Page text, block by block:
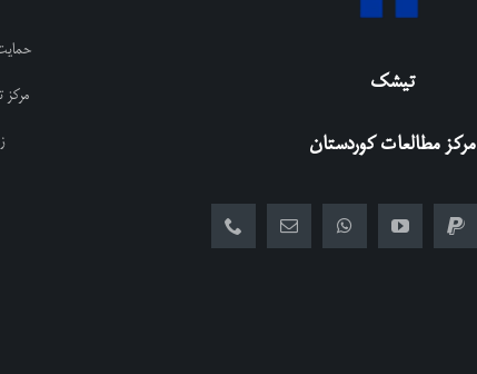
تیشک
مرکز مطالعات کوردستان